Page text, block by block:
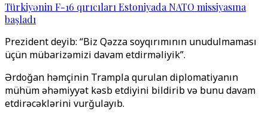
Türkiyənin F-16 qırıcıları Estoniyada NATO missiyasına
başladı
Prezident deyib: “Biz Qəzza soyqırımının unudulmaması
üçün mübarizəmizi davam etdirməliyik”.
Ərdoğan həmçinin Trampla qurulan diplomatiyanın
mühüm əhəmiyyət kəsb etdiyini bildirib və bunu davam
etdirəcəklərini vurğulayıb.